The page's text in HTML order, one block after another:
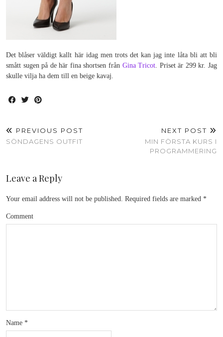
Det blåser väldigt kallt här idag men trots det kan jag inte låta bli att bli
smått sugen på de här fina shortsen från Gina Tricot. Priset är 299 kr. Jag
skulle vilja ha dem till en beige kavaj.
PREVIOUS POST
SÖNDAGENS OUTFIT
NEXT POST
MIN FÖRSTA KURS I
PROGRAMMERING
Leave a Reply
Your email address will not be published. Required fields are marked *
Comment
Name *